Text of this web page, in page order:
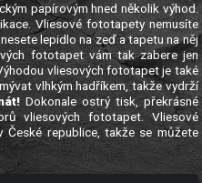
papírovým hned několik výhod.
Vliesové fototapety nemusíte
lepidlo na zeď a tapetu na něj
fototapet vám tak zabere jen
vliesových fototapet je také
vlhkým hadříkem, takže vydrží
Dokonale ostrý tisk, překrásné
vliesových fototapet. Vliesové
republice, takže se můžete